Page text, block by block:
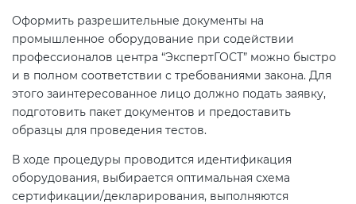
Оформить разрешительные документы на
промышленное оборудование при содействии
профессионалов центра “ЭкспертГОСТ” можно быстро
и в полном соответствии с требованиями закона. Для
этого заинтересованное лицо должно подать заявку,
подготовить пакет документов и предоставить
образцы для проведения тестов.
В ходе процедуры проводится идентификация
оборудования, выбирается оптимальная схема
сертификации/декларирования, выполняются